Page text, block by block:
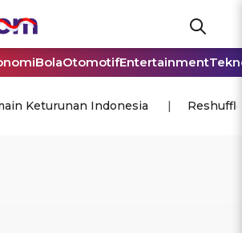
BolaOtomotifEntertainment
Keturunan Indonesia